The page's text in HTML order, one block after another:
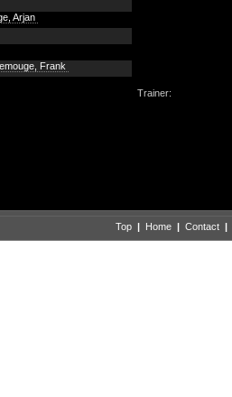
Arjan
Frank
Trainer:
Top | Home | Contact |